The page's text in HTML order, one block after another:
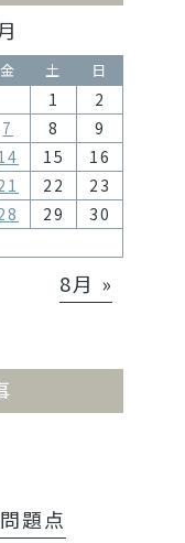
金 土 日
1
2
7 8
9
15
16
22
23
29
30
8月 »
題点